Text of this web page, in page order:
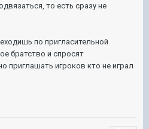
то есть сразу не
по пригласительной
братство и спросят
приглашать игроков кто не играл